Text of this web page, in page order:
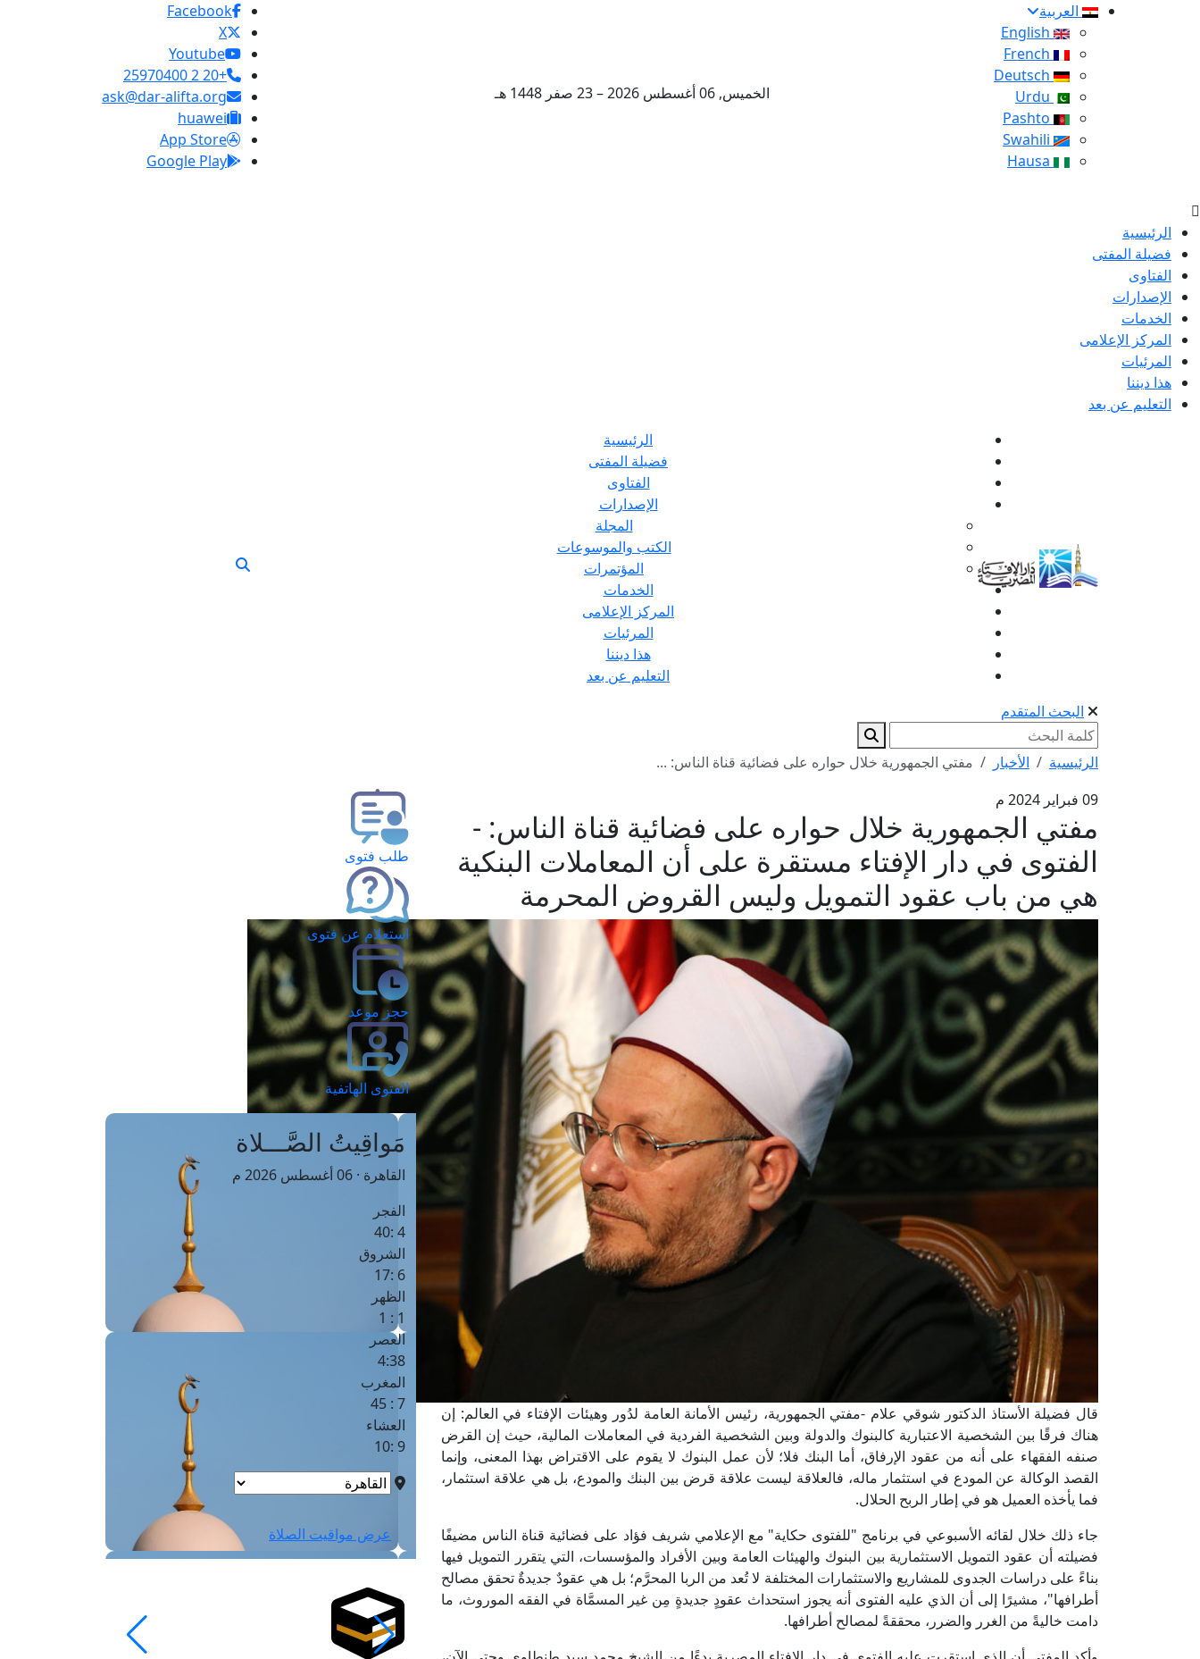
العربية
الخميس, 06 أغسطس 2026 – 23 صفر 1448 هـ
Facebook
X
Youtube
+20 2 25970400
ask@dar-alifta.org
huawei
App Store
Google Play
الرئيسية
فضيلة المفتى
الفتاوى
الإصدارات
الخدمات
المركز الإعلامى
المرئيات
هذا ديننا
التعليم عن بعد
الرئيسية
فضيلة المفتى
الفتاوى
الإصدارات
المجلة
الكتب والموسوعات
المؤتمرات
الخدمات
المركز الإعلامى
المرئيات
هذا ديننا
التعليم عن بعد
البحث المتقدم
الرئيسية الأخبار
مفتي الجمهورية خلال حواره على فضائية قناة الناس: ...
09 فبراير 2024 م
مفتي الجمهورية خلال حواره على فضائية قناة الناس: -
الفتوى في دار الإفتاء مستقرة على أن المعاملات البنكية
هي من باب عقود التمويل وليس القروض المحرمة
قال فضيلة الأستاذ الدكتور شوقي علام -مفتي الجمهورية، رئيس الأمانة العامة لدُور وهيئات الإفتاء في العالم: إن
هناك فرقًا بين الشخصية الاعتبارية كالبنوك والدولة وبين الشخصية الفردية في المعاملات المالية، حيث إن القرض
صنفه الفقهاء على أنه من عقود الإرفاق، أما البنك فلا؛ لأن عمل البنوك لا يقوم على الاقتراض بهذا المعنى، وإنما
القصد الوكالة عن المودع في استثمار ماله، فالعلاقة ليست علاقة قرض بين البنك والمودع، بل هي علاقة استثمار،
فما يأخذه العميل هو في إطار الربح الحلال.
جاء ذلك خلال لقائه الأسبوعي في برنامج "للفتوى حكاية" مع الإعلامي شريف فؤاد على فضائية قناة الناس مضيفًا
فضيلته أن عقود التمويل الاستثمارية بين البنوك والهيئات العامة وبين الأفراد والمؤسسات، التي يتقرر التمويل فيها
بناءً على دراسات الجدوى للمشاريع والاستثمارات المختلفة لا تُعد من الربا المحرَّم؛ بل هي عقودٌ جديدةٌ تحقق مصالح
أطرافها"، مشيرًا إلى أن الذي عليه الفتوى أنه يجوز استحداث عقودٍ جديدةٍ مِن غير المسمَّاة في الفقه الموروث، ما
دامت خاليةً من الغرر والضرر، محققةً لمصالح أطرافها.
طلب فتوى
استعلام عن فتوى
حجز موعد
الفتوى الهاتفية
مَواقِيتُ الصَّـــلاة
القاهرة · 06 أغسطس 2026 م
الفجر
4 :40
الشروق
6 :17
الظهر
1 : 1
العصر
4:38
المغرب
7 : 45
العشاء
9 :10
عرض مواقيت الصلاة